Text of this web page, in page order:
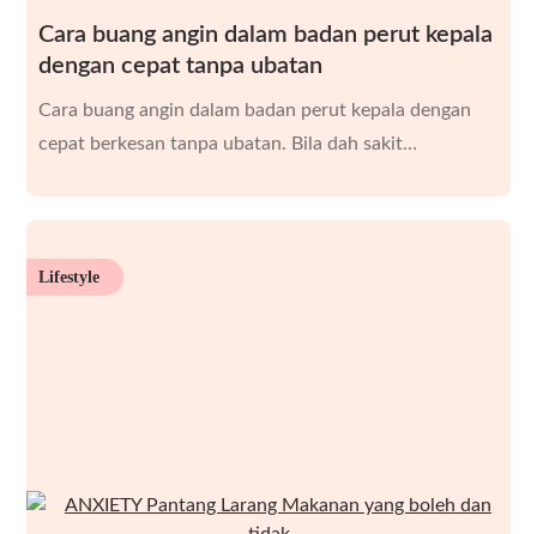
Cara buang angin dalam badan perut kepala
dengan cepat tanpa ubatan
Cara buang angin dalam badan perut kepala dengan
cepat berkesan tanpa ubatan. Bila dah sakit…
Lifestyle